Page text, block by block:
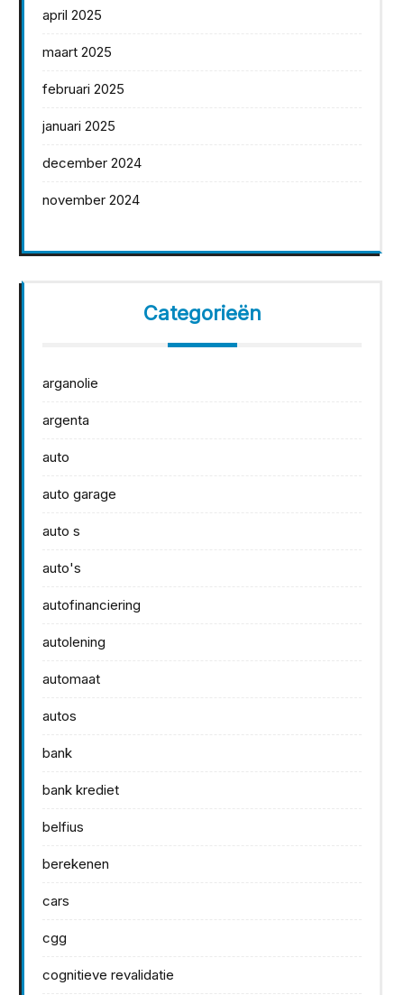
april 2025
maart 2025
februari 2025
januari 2025
december 2024
november 2024
Categorieën
arganolie
argenta
auto
auto garage
auto s
auto's
autofinanciering
autolening
automaat
autos
bank
bank krediet
belfius
berekenen
cars
cgg
cognitieve revalidatie